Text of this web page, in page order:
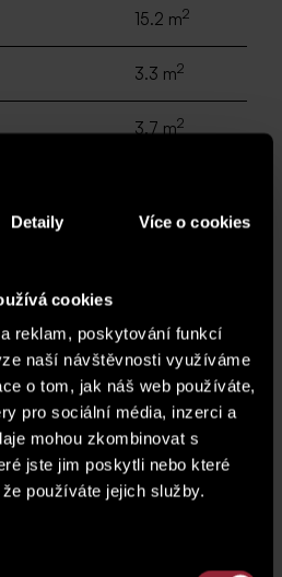
Detaily Více o cookies
cookies
reklam, poskytování funkcí
naší návštěvnosti využíváme
o tom, jak náš web používáte,
pro sociální média, inzerci a
mohou zkombinovat s
jste jim poskytli nebo které
používáte jejich služby.
15.2 m2
3.3 m2
3.7 m2
2